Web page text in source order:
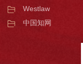
Westlaw
中国知网